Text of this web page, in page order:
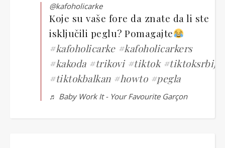
@kafoholicarke
Koje su vaše fore da znate da li ste
isključili peglu? Pomagajte
#kafoholicarke #kafoholicarkers
#kakoda #trikovi #tiktok #tiktoksrbija
#tiktokbalkan #howto #pegla
♬ Baby Work It - Your Favourite Garçon